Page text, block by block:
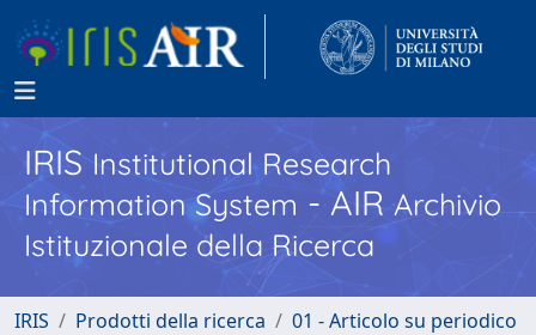
IRISInstitutional Research
Information System - AIR Archivio
Istituzionale della Ricerca
IRIS Prodotti della ricerca 01 - Articolo su periodico